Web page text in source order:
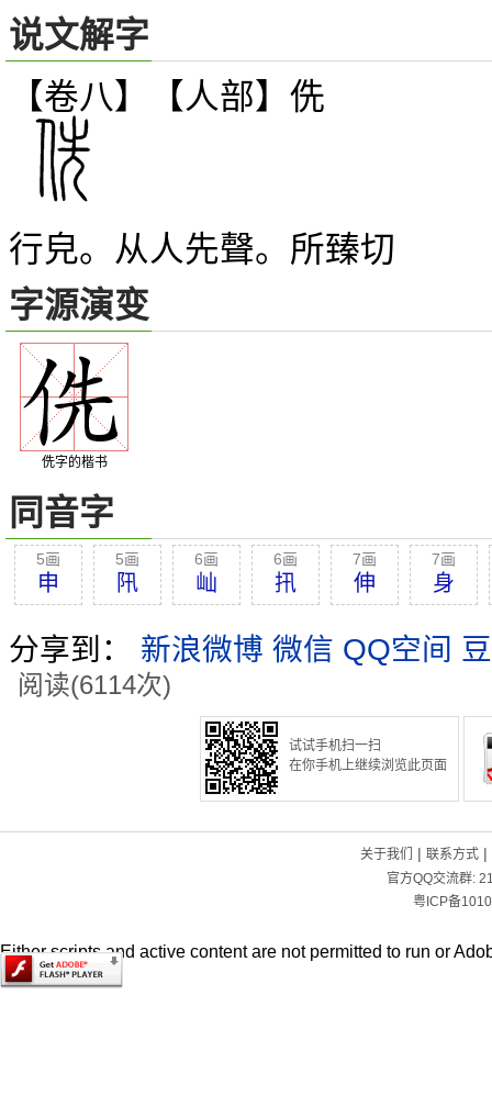
说文解字
【卷八】【人部】 侁
行皃。从人先聲。所臻切
字源演变
侁字的楷书
同音字
5画
申
5画
阠
6画
屾
6画
扟
7画
伸
7画
身
分享到： 新浪微博 微信 QQ空间
阅读(6114次)
试试手机扫一扫
在你手机上继续浏览此页面
关于我们 | 联系方式|
官方QQ交流群:
粤ICP备
Either scripts and active content are not permitted to run or